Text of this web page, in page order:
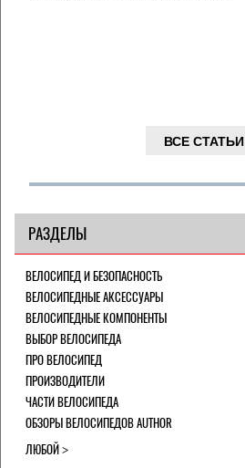
ВСЕ СТАТЬИ
РАЗДЕЛЫ
ВЕЛОСИПЕД И БЕЗОПАСНОСТЬ
ВЕЛОСИПЕДНЫЕ АКСЕССУАРЫ
ВЕЛОСИПЕДНЫЕ КОМПОНЕНТЫ
ВЫБОР ВЕЛОСИПЕДА
ПРО ВЕЛОСИПЕД
ПРОИЗВОДИТЕЛИ
ЧАСТИ ВЕЛОСИПЕДА
ОБЗОРЫ ВЕЛОСИПЕДОВ AUTHOR
ЛЮБОЙ